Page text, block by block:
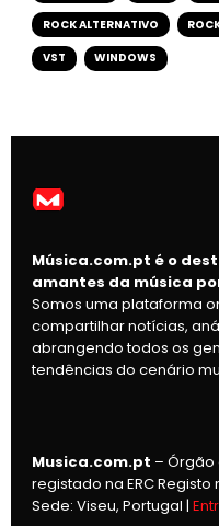
ROCK ALTERNATIVO
VST WINDOWS
Música.com.pt é o
amantes da música
Somos uma plataforma
compartilhar notícias,
abrangendo todos os
tendências do cenário
Musica.com.pt – Órgão
registado na ERC Registo
Sede: Viseu, Portugal |